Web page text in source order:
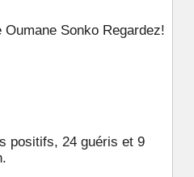
Sonko Regardez!
positifs, 24 guéris et 9